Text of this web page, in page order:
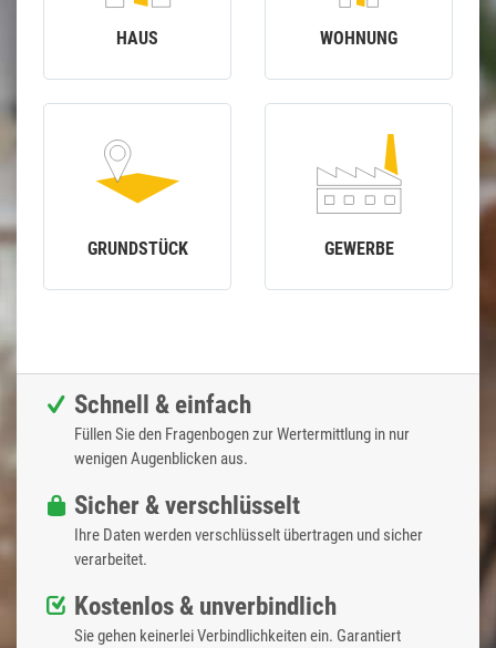
HAUS WOHNUNG
GRUNDSTÜCK GEWERBE
Schnell & einfach
Füllen Sie den Fragenbogen zur Wertermittlung in nur
wenigen Augenblicken aus.
Sicher & verschlüsselt
Ihre Daten werden verschlüsselt übertragen und sicher
verarbeitet.
Kostenlos & unverbindlich
Sie gehen keinerlei Verbindlichkeiten ein. Garantiert